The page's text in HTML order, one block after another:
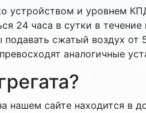
устройством и уровнем
24 часа в сутки в
сжатый воздух
аналогичные
сайте находится в